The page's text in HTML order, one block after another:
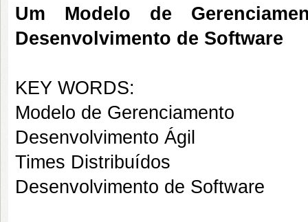
Um Modelo de
Desenvolvimento de Software
KEY WORDS:
Modelo de Gerenciamento
Desenvolvimento Ágil
Times Distribuídos
Desenvolvimento de Software